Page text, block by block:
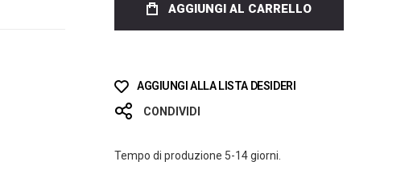
AGGIUNGI AL CARRELLO
AGGIUNGI ALLA LISTA DESIDERI
CONDIVIDI
Tempo di produzione 5-14 giorni.